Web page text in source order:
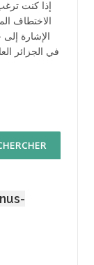
إذا كنت
الاختطاف
الإشارة